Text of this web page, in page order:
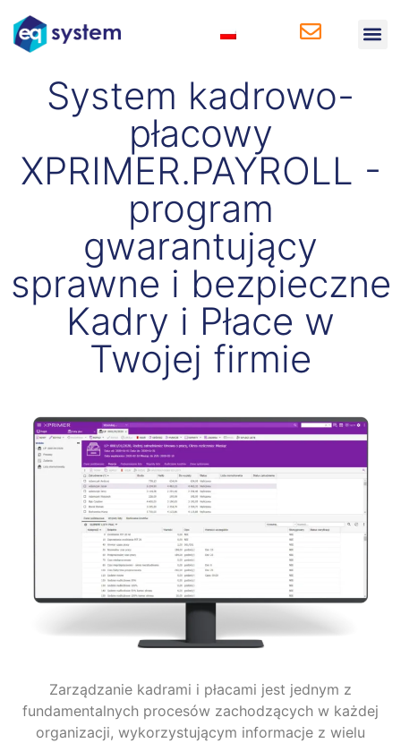
System kadrowo-
płacowy
XPRIMER.PAYROLL -
program
gwarantujący
sprawne i bezpieczne
Kadry i Płace w
Twojej firmie
Zarządzanie kadrami i płacami jest jednym z
fundamentalnych procesów zachodzących w każdej
organizacji, wykorzystującym informacje z wielu